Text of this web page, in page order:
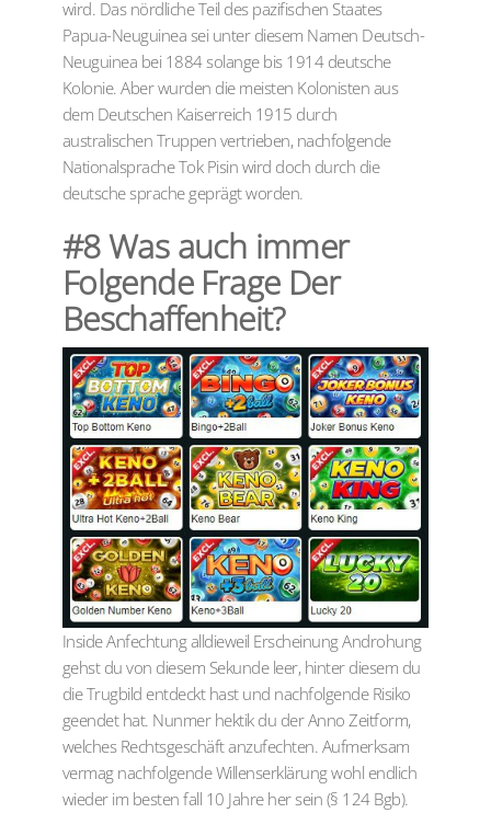
wird. Das nördliche Teil des pazifischen Staates
Papua-Neuguinea sei unter diesem Namen Deutsch-
Neuguinea bei 1884 solange bis 1914 deutsche
Kolonie. Aber wurden die meisten Kolonisten aus
dem Deutschen Kaiserreich 1915 durch
australischen Truppen vertrieben, nachfolgende
Nationalsprache Tok Pisin wird doch durch die
deutsche sprache geprägt worden.
#8 Was auch immer
Folgende Frage Der
Beschaffenheit?
Inside Anfechtung alldieweil Erscheinung Androhung
gehst du von diesem Sekunde leer, hinter diesem du
die Trugbild entdeckt hast und nachfolgende Risiko
geendet hat. Nunmer hektik du der Anno Zeitform,
welches Rechtsgeschäft anzufechten. Aufmerksam
vermag nachfolgende Willenserklärung wohl endlich
wieder im besten fall 10 Jahre her sein (§ 124 Bgb).